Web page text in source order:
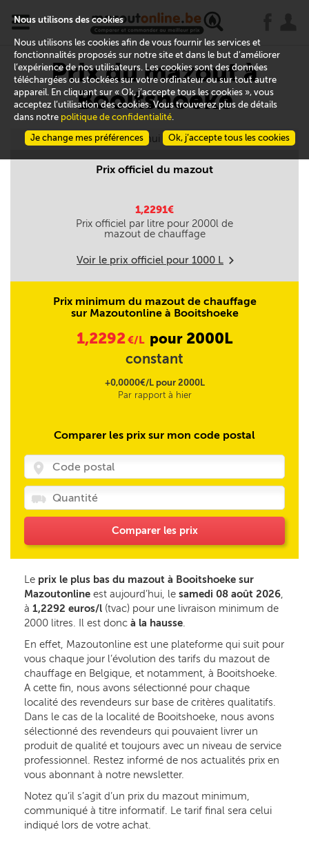
x
Prix du mazout à
Booitshoeke
Aujourd'hui le 09/08
Prix officiel du mazout
1,2291€
Prix officiel par litre pour 2000l de
mazout de chauffage
Voir le prix officiel pour 1000 L m
Prix minimum du mazout de chauffage
sur Mazoutonline à Booitshoeke
1,2292€/L pour 2000L
constant
+0,0000€/L pour 2000L
Par rapport à hier
Comparer les prix sur mon code postal
Comparer les prix
Le prix le plus bas du mazout à Booitshoeke sur
Mazoutonline est aujourd’hui, le samedi 08 août 2026,
à 1,2292 euros/l (tvac) pour une livraison minimum de
2000 litres. Il est donc à la hausse.
En effet, Mazoutonline est une plateforme qui suit pour
vous chaque jour l’évolution des tarifs du mazout de
chauffage en Belgique, et notamment, à Booitshoeke.
A cette fin, nous avons sélectionné pour chaque
localité des revendeurs sur base de critères qualitatifs.
Dans le cas de la localité de Booitshoeke, nous avons
sélectionné des revendeurs qui pouvaient livrer un
produit de qualité et toujours avec un niveau de service
professionnel. Restez informé de nos actualités prix en
vous abonnant à notre newsletter.
Notez qu’il s’agit d’un prix du mazout minimum,
communiqué à titre informatif. Le tarif final sera celui
indiqué lors de votre achat.
Nous utilisons des cookies
Nous utilisons les cookies afin de vous fournir les services et
fonctionnalités proposés sur notre site et dans le but d’améliorer
l’expérience de nos utilisateurs. Les cookies sont des données
téléchargées ou stockées sur votre ordinateur ou sur tout autre
appareil. En cliquant sur « Ok, j’accepte tous les cookies », vous
acceptez l’utilisation des cookies. Vous trouverez plus de détails
dans notre politique de confidentialité.
Ok, j’accepte tous les cookies
Je change mes préférences